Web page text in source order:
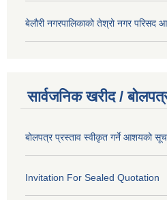
बेलौरी नगरपालिकाको तेश्रो नगर
सार्वजनिक खरीद /
बोलपत्र प्रस्ताव स्वीकृत गर्ने आशयको
Invitation For Sealed Quotation